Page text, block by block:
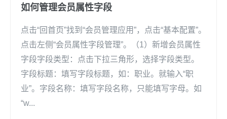
如何管理会员属性字段 ​
点击“回首页”找到“会员管理应用”，点击“基本配置”。
点击左侧“会员属性字段管理”。（1）新增会员属性
字段字段类型：点击下拉三角形，选择字段类型。
字段标题：填写字段标题，如：职业。就输入“职
业”。字段名称：填写字段名称，只能填写字母。如
“w...